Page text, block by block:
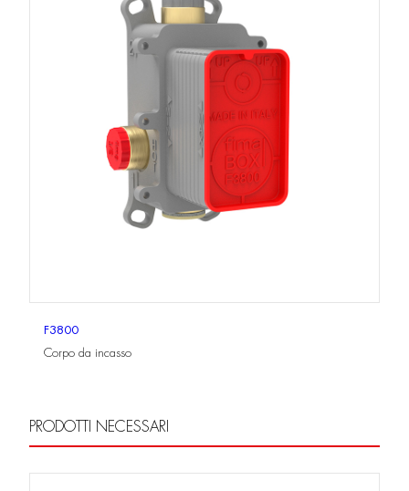
F3800
Corpo da incasso
PRODOTTI NECESSARI